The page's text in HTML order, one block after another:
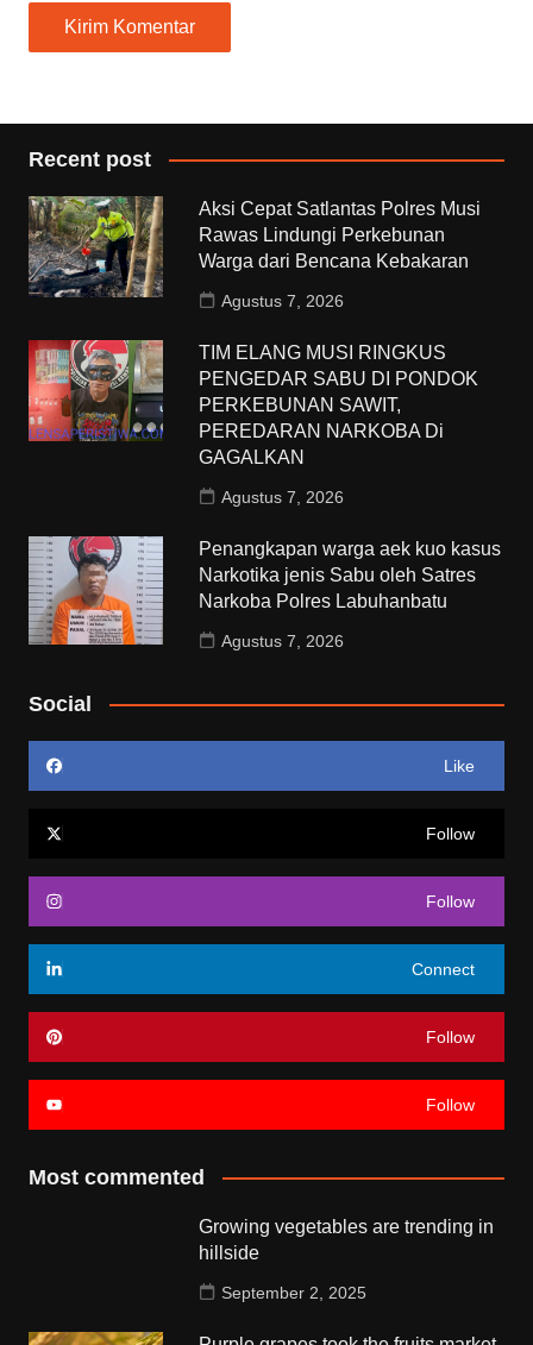
Recent post
Aksi Cepat Satlantas Polres Musi
Rawas Lindungi Perkebunan
Warga dari Bencana Kebakaran
Agustus 7, 2026
TIM ELANG MUSI RINGKUS
PENGEDAR SABU DI PONDOK
PERKEBUNAN SAWIT,
PEREDARAN NARKOBA Di
GAGALKAN
Agustus 7, 2026
Penangkapan warga aek kuo kasus
Narkotika jenis Sabu oleh Satres
Narkoba Polres Labuhanbatu
Agustus 7, 2026
Social
Like
Follow
Follow
Connect
Follow
Follow
Most commented
Growing vegetables are trending in
hillside
September 2, 2025